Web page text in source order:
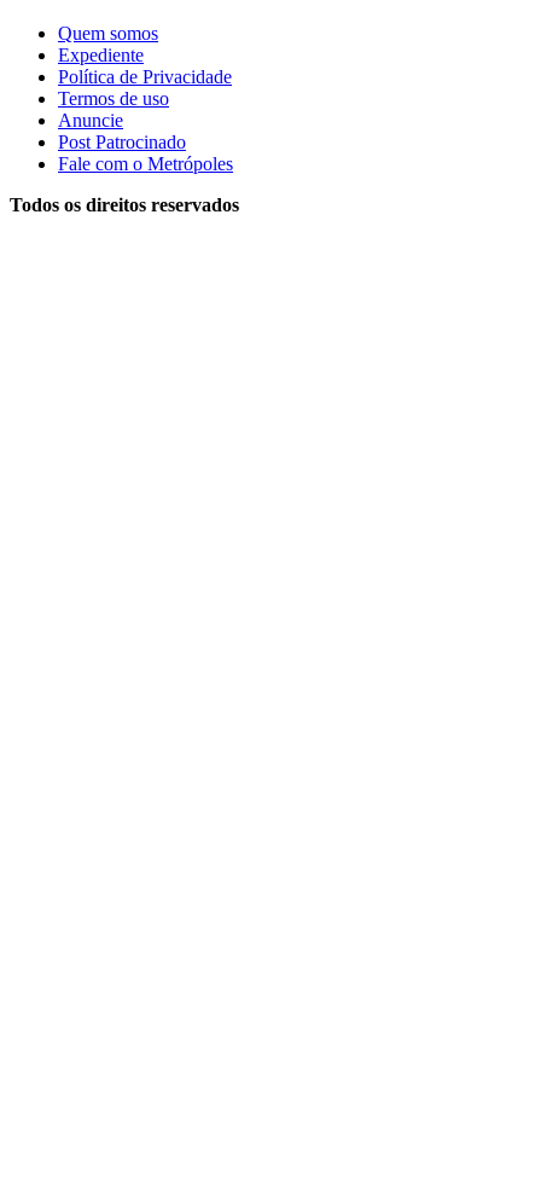
Quem somos
Expediente
Política de Privacidade
Termos de uso
Anuncie
Post Patrocinado
Fale com o Metrópoles
Todos os direitos reservados